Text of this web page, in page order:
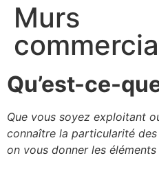
Murs
Qu’est-ce-
Que vous soyez exploitant
connaître la particularité
on vous donner les éléments